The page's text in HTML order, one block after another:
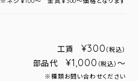
工賃 ¥300 （税込）
部品代 ¥1,000 （税込） ～
※種類お問い合わせください